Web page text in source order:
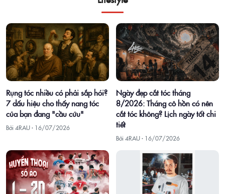
Rụng tóc nhiều có phải sắp hói?
7 dấu hiệu cho thấy nang tóc
của bạn đang "cầu cứu"
Bởi 4RAU · 16/07/2026
Ngày đẹp cắt tóc tháng
8/2026: Tháng cô hồn có nên
cắt tóc không? Lịch ngày tốt chi
tiết
Bởi 4RAU · 16/07/2026